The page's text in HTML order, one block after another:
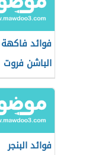
فوائد فاكهة
الباشن فروت
فوائد البنجر